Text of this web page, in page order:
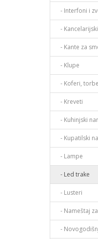
- Interfoni i
-
- Kante za
- Klupe
- Koferi,
- Kreveti
- Kuhinjski
- Kupatilski
- Lampe
- Led trake
- Lusteri
- Nameštaj
-